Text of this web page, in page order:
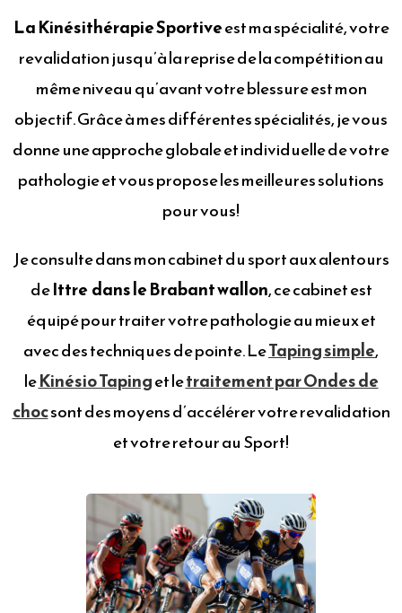
La Kinésithérapie Sportiveest ma spécialité, votre
revalidation jusqu’à la reprise de la compétition au
même niveau qu’avant votre blessure est mon
objectif. Grâce à mes différentes spécialités, je vous
donne une approche globale et individuelle de votre
pathologie et vous propose les meilleures solutions
pour vous!
Je consulte dans mon cabinet du sport aux alentours
deIttre dans le Brabant wallon, ce cabinet est
équipé pour traiter votre pathologie au mieux et
avec des techniques de pointe. LeTaping simple,
leKinésio Tapinget letraitement par Ondes de
chocsont des moyens d’accélérer votre revalidation
et votre retour au Sport!